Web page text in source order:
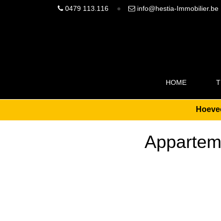
0479 113.116 info@hestia-Immobilier.be
HOME